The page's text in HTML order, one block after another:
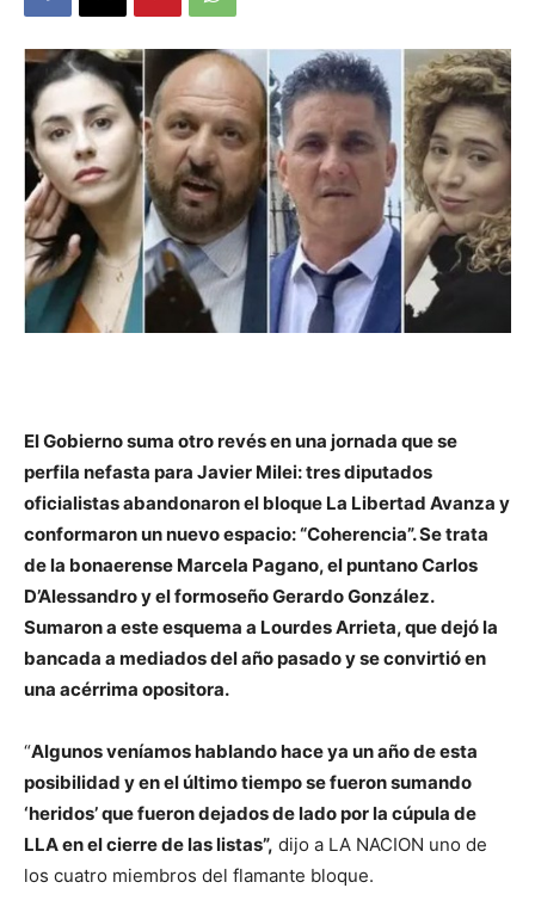
::
La
Verdad
lo
se
ve…
El Gobierno suma otro revés en una jornada que se
perfila nefasta para Javier Milei: tres diputados
oficialistas abandonaron el bloque La Libertad Avanza y
conformaron un nuevo espacio: “Coherencia”. Se trata
de la bonaerense Marcela Pagano, el puntano Carlos
D’Alessandro y el formoseño Gerardo González.
Sumaron a este esquema a Lourdes Arrieta, que dejó la
bancada a mediados del año pasado y se convirtió en
una acérrima opositora.
“Algunos veníamos hablando hace ya un año de esta
posibilidad y en el último tiempo se fueron sumando
‘heridos’ que fueron dejados de lado por la cúpula de
LLA en el cierre de las listas”, dijo a LA NACION uno de
los cuatro miembros del flamante bloque.